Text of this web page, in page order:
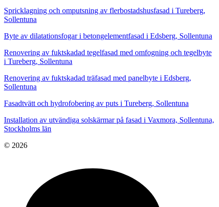
Spricklagning och omputsning av flerbostadshusfasad i Tureberg,
Sollentuna
Byte av dilatationsfogar i betongelementfasad i Edsberg, Sollentuna
Renovering av fuktskadad tegelfasad med omfogning och tegelbyte
i Tureberg, Sollentuna
Renovering av fuktskadad träfasad med panelbyte i Edsberg,
Sollentuna
Fasadtvätt och hydrofobering av puts i Tureberg, Sollentuna
Installation av utvändiga solskärmar på fasad i Vaxmora, Sollentuna,
Stockholms län
© 2026